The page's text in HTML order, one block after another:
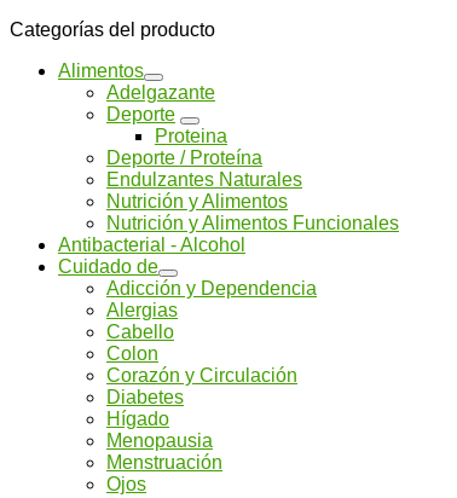
Categorías del producto
Alimentos
Adelgazante
Deporte
Proteina
Deporte / Proteína
Endulzantes Naturales
Nutrición y Alimentos
Nutrición y Alimentos Funcionales
Antibacterial - Alcohol
Cuidado de
Adicción y Dependencia
Alergias
Cabello
Colon
Corazón y Circulación
Diabetes
Hígado
Menopausia
Menstruación
Ojos